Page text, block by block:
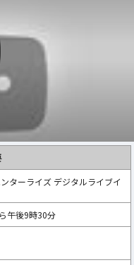
ターライズ デジタルライブイ
午後9時30分